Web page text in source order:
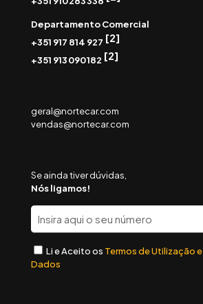
Departamento Comercial
+351 917 814 927 [2]
+351 913 090 182 [2]
geral@nortecar.com
vendas@nortecar.com
Se ainda tiver dúvidas,
Nós ligamos!
Li e Aceito os Termos de Utilização
Dados